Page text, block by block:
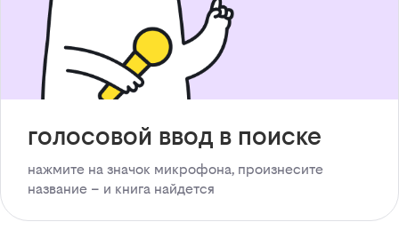
голосовой ввод в поиске
нажмите на значок микрофона, произнесите
название – и книга найдется